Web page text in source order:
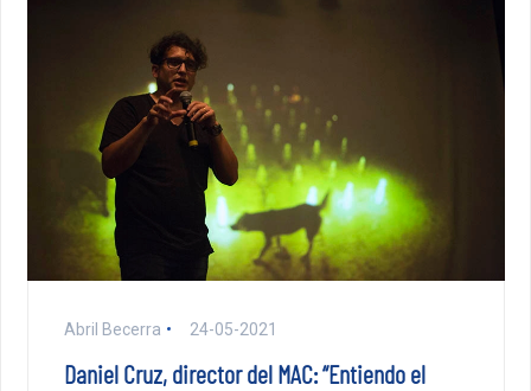
Abril Becerra 24-05-2021
Daniel Cruz, director del MAC: “Entiendo el